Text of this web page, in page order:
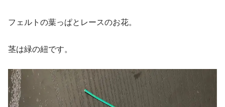
フェルトの葉っぱとレースのお花。
茎は緑の紐です。